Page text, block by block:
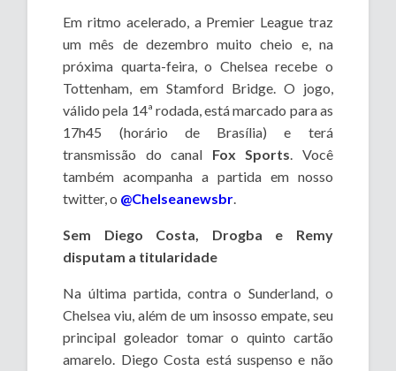
Em ritmo acelerado, a Premier League traz
um mês de dezembro muito cheio e, na
próxima quarta-feira, o Chelsea recebe o
Tottenham, em Stamford Bridge. O jogo,
válido pela 14ª rodada, está marcado para as
17h45 (horário de Brasília) e terá
transmissão do canal Fox Sports. Você
também acompanha a partida em nosso
twitter, o @Chelseanewsbr.
Sem Diego Costa, Drogba e Remy
disputam a titularidade
Na última partida, contra o Sunderland, o
Chelsea viu, além de um insosso empate, seu
principal goleador tomar o quinto cartão
amarelo. Diego Costa está suspenso e não